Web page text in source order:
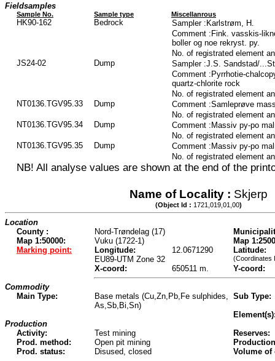
Fieldsamples
Sample No. Sample type Miscellanrous
HK90-162 Bedrock
Sampler :Karlstrøm, H.
Comment :Fink. vasskis-
boller og noe rekryst. py.
No. of registrated element
JS24-02
Dump
Sampler :J.S. Sandstad/
Comment :Pyrrhotie-
quartz-chlorite rock
No. of registrated element
NT0136.TGV95.33
Dump
Comment :Samleprøve
No. of registrated element
NT0136.TGV95.34
Dump
Comment :Massiv py-po
No. of registrated element
NT0136.TGV95.35
Dump
Comment :Massiv py-po
No. of registrated element
NB! All analyse values are shown at the end of the
Name of Locality : Skjerp
(Object Id : 1721,019,01,00)
Location
County :
Nord-Trøndelag (17)
Map 1:50000:
Vuku (1722-1)
Map
Marking point:
Longitude: 12.0671290
Latitude:
EU89-UTM Zone 32
(Coordinates
X-coord: 650511 m.
Y-coord:
Commodity
Main Type:
Base metals (Cu,Zn,Pb,Fe sulphides,
As,Sb,Bi,Sn)
Sub Type:
Production
Activity:
Test mining
Reserves:
Prod. method:
Open pit mining
Prod. status:
Disused, closed Volume of